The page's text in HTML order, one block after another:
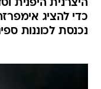
היצרנית היפנית
נכנסת לכוננות